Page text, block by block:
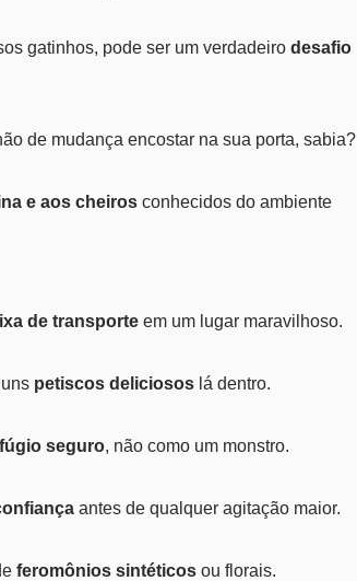
gatinhos, pode ser um verdadeiro desafio
de mudança encostar na sua porta, sabia?
e aos cheirosconhecidos do ambiente
de transporteem um lugar maravilhoso.
petiscos deliciososlá dentro.
seguro, não como um monstro.
antes de qualquer agitação maior.
feromônios sintéticosou florais.